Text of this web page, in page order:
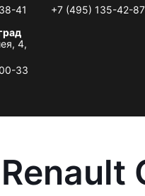
41
+7 (495) 135-42-87
4,
33